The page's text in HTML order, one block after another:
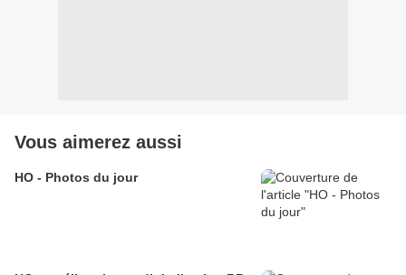
Vous aimerez aussi
HO - Photos du jour